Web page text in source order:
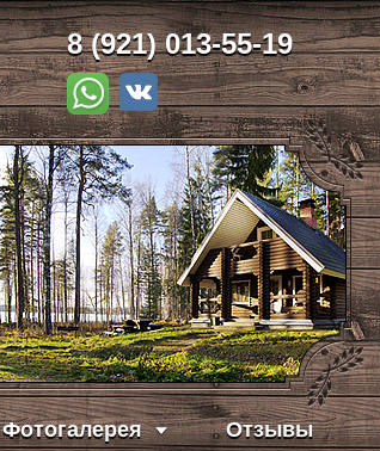
8 (921) 013-55-19
Фотогалерея Отзывы